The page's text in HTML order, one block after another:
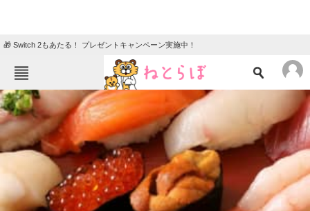
🎁 Switch 2もあたる！ プレゼントキャンペーン実施中！
ねとらぼメニュー
TOP ニュース
エンタメ
地域
住まい 教育・育児